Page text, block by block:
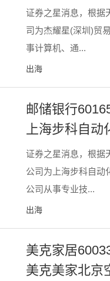
证券之星消息，根据
司为杰耀星(深圳)贸
事计算机、通...
出海
邮储银行
上海步科自动
证券之星消息，根据
公司为上海步科自动
公司从事专业技...
出海
美克家居
美克美家北京